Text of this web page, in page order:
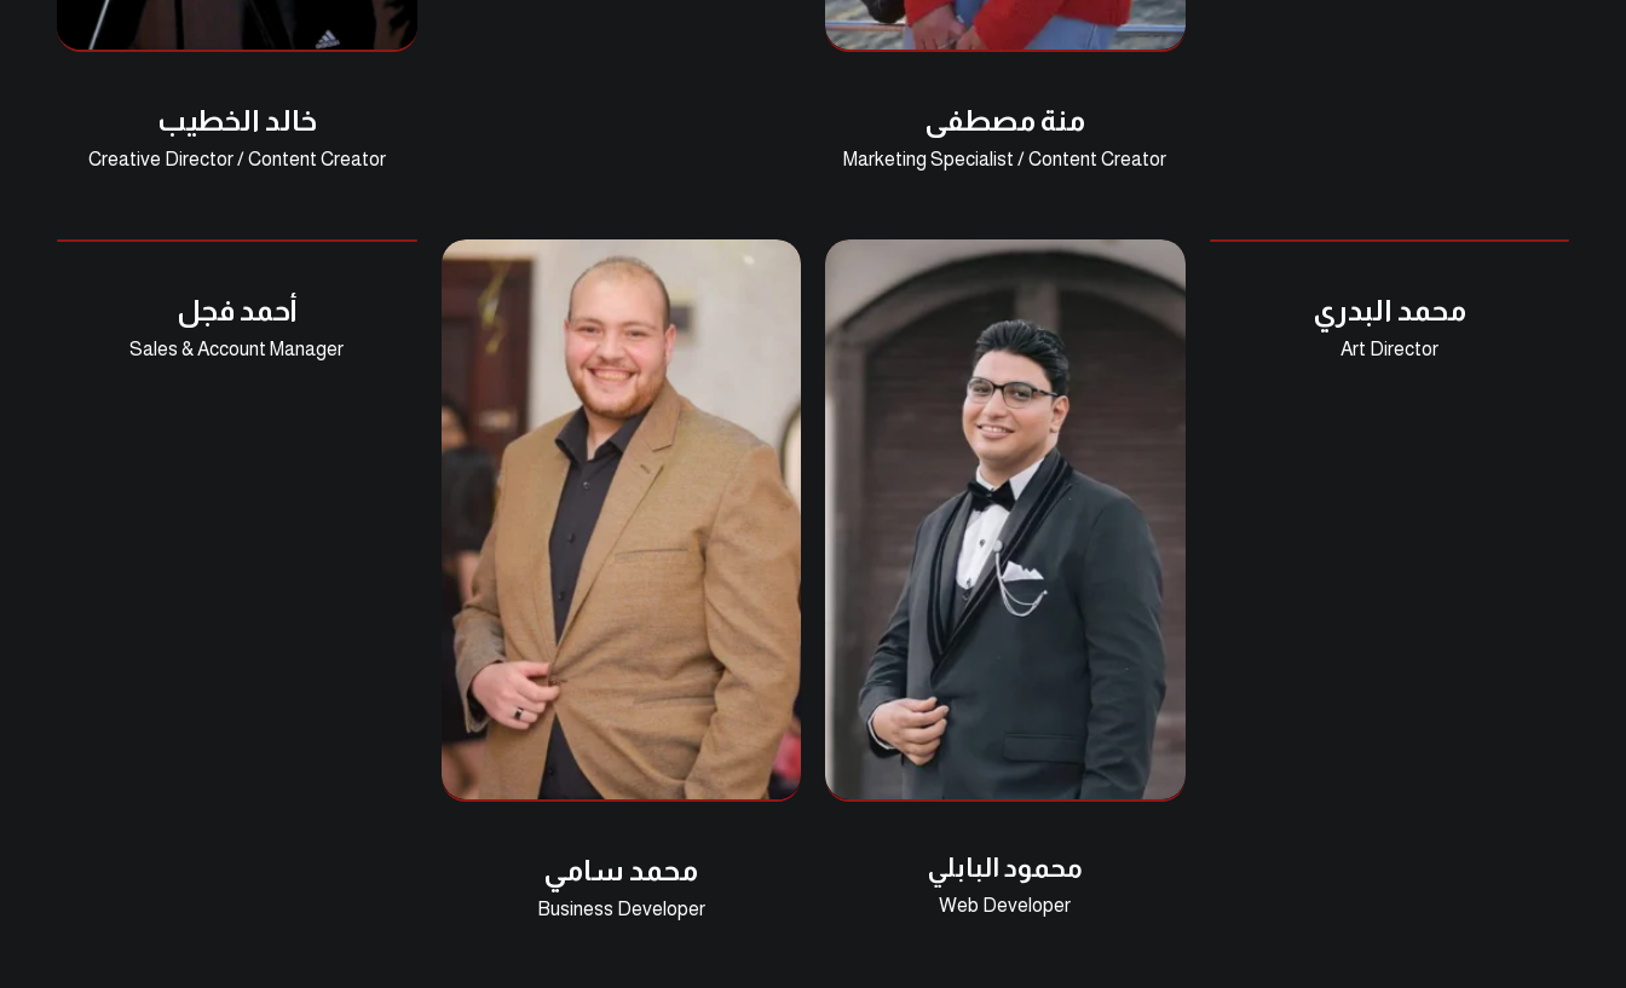
منة مصطفى
Marketing Specialist / Content Creator
خالد الخطيب
Creative Director / Content Creator
محمد البدري
Art Director
محمود البابلي
Web Developer
محمد سامي
Business Developer
أحمد فجل
Sales & Account Manager